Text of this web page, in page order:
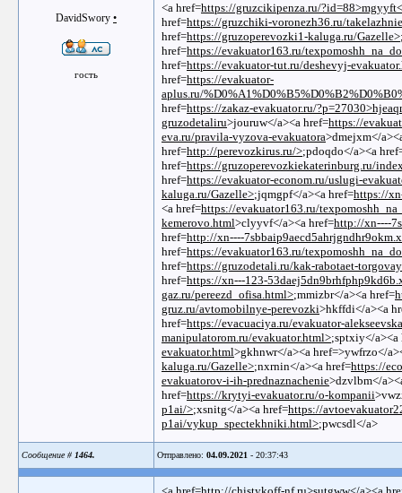
DavidSwory •
гость
<a href=https://gruzcikipenza.ru/
href=https://gruzchiki-voronezh36.ru/
href=https://gruzoperevozki1-kaluga.ru/Gazelle>
href=https://evakuator163.ru/
href=https://evakuator-tut.ru/deshevyj-
href=https://evakuator-
aplus.ru/
href=https://zakaz-evakuator.ru/
gruzodetaliru>jouruw</a><a href=https://
eva.ru/pravila-vyzova-evakuatora>dmejxm</
href=http://perevozkirus.ru/>;pdoqdo</a><a
href=https://gruzoperevozkiekaterinburg.ru/
href=https://evakuator-econom.ru/uslugi-
kaluga.ru/Gazelle>;jqmgpf</a><a href=https://
<a href=https://evakuator163.ru/
kemerovo.html>clyyvf</a><a href=http://xn----
href=http://xn----
href=https://evakuator163.ru/
href=https://gruzodetali.ru/kak-rabotaet-
href=https://xn---123-
gaz.ru/pereezd_ofisa.html>;mmizbr</a><a href=
gruz.ru/avtomobilnye-perevozki>hkffdi</a><a
href=https://evacuaciya.ru/evakuator-
manipulatorom.ru/evakuator.html>;sptxiy</a><a
evakuator.html>gkhnwr</a><a href=>ywfrzo</
kaluga.ru/Gazelle>;nxrnin</a><a href=https://
evakuatorov-i-ih-prednaznachenie>dzvlbm</
href=https://krytyi-evakuator.ru/o-kompanii
p1ai/>;xsnitg</a><a href=https://
p1ai/vykup_spectekhniki.html>;pwcsdl</a>
Сообщение # 1464. Отправлено: 04.09.2021 - 20:37:43